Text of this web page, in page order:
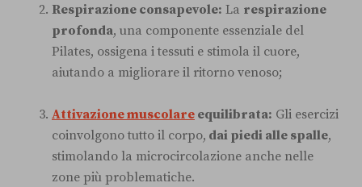
Respirazione consapevole: La respirazione
profonda, una componente essenziale del
Pilates, ossigena i tessuti e stimola il cuore,
aiutando a migliorare il ritorno venoso;
Attivazione muscolare equilibrata: Gli esercizi
coinvolgono tutto il corpo, dai piedi alle spalle,
stimolando la microcircolazione anche nelle
zone più problematiche.